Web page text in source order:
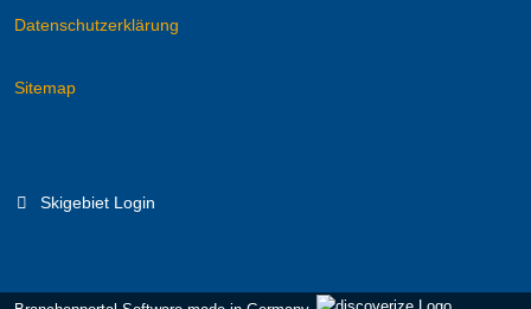
Datenschutzerklärung
Sitemap
Skigebiet Login